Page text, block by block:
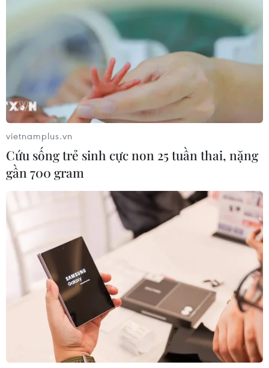
vietnamplus.vn
Cứu sống trẻ sinh cực non 25 tuần thai, nặng
gần 700 gram